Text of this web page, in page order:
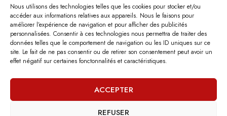
Nous utilisons des technologies telles que les cookies pour stocker et/ou
accéder aux informations relatives aux appareils. Nous le faisons pour
améliorer l’expérience de navigation et pour afficher des publicités
personnalisées. Consentir à ces technologies nous permettra de traiter des
données telles que le comportement de navigation ou les ID uniques sur ce
site. Le fait de ne pas consentir ou de retirer son consentement peut avoir un
effet négatif sur certaines fonctonnalités et caractéristiques.
ACCEPTER
REFUSER
Lundi – Samedi :10:00 – 18:30
Vendredi :10:00-13:00 – 15:00 -18:30
Dimanche :12:00-18:00
Nous sommes fermés les jours fériés.
– Tous droits réservés.